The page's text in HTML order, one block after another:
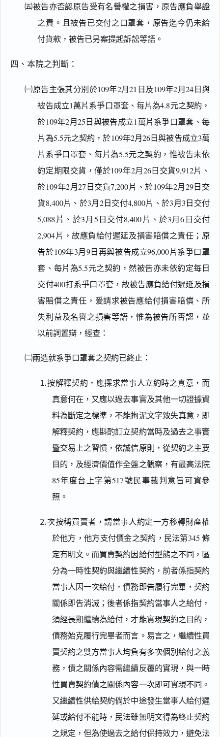
㈤被告亦否認原告受有名譽權之損害，原告應負舉證
之責。且被告已交付之口罩套，原告迄今仍未給
付貨款，被告已另案提起訴訟等語。
四、本院之判斷：
㈠原告主張其分別於109年2月21日及109年2月24日與
被告成立1萬片系爭口罩套、每片為4.8元之契約，
於109年2月25日與被告成立1萬片系爭口罩套、每
片為5.5元之契約，於109年2月26日與被告成立3萬
片系爭口罩套、每片為5.5元之契約，惟被告未依
約定期限交貨，僅於109年2月26日交貨9,912片、
於109年2月27日交貨7,200片、於109年2月29日交
貨8,400片、於3月2日交付4,800片、於3月3日交付
5,088片、於3月5日交付8,400片、於3月6日交付
2,904片，故應負給付遲延及損害賠償之責任；原
告於109年3月9日再與被告成立96,000片系爭口罩
套、每片為5.5元之契約，然被告亦未依約定每日
交付400打系爭口罩套，故被告應負給付遲延及損
害賠償之責任，爰請求被告應給付損害賠償、所
失利益及名譽之損害等語，惟為被告所否認，並
以前詞置辯，經查：
㈡兩造就系爭口罩套之契約已終止：
⒈按解釋契約，應探求當事人立約時之真意，而
真意何在，又應以過去事實及其他一切證據資
料為斷定之標準，不能拘泥文字致失真意，即
解釋契約，應斟酌訂立契約當時及過去之事實
暨交易上之習慣，依誠信原則，從契約之主要
目的，及經濟價值作全盤之觀察，有最高法院
85年度台上字第517號民事裁判意旨可資參
照。
⒉次按稱買賣者，謂當事人約定一方移轉財產權
於他方，他方支付價金之契約，民法第345 條
定有明文。而買賣契約因給付型態之不同，區
分為一時性契約與繼續性契約，前者係指契約
當事人因一次給付，債務即告履行完畢，契約
關係即告消滅；後者係指契約當事人之給付，
須經長期繼續為給付，才能實現契約之目的，
債務始克履行完畢者而言。易言之，繼續性買
賣契約之雙方當事人均負有多次個別給付之義
務，債之關係內容需繼續反覆的實現，與一時
性買賣契約債之關係內容一次即可實現不同。
又繼續性供給契約倘於中途發生當事人給付遲
延或給付不能時，民法雖無明文得為終止契約
之規定，但為使過去之給付保持效力，避免法